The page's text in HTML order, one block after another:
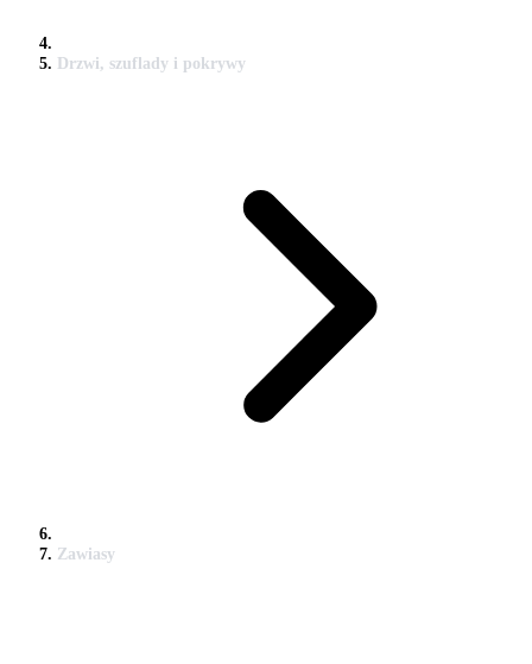
Drzwi, szuflady i pokrywy
Zawiasy